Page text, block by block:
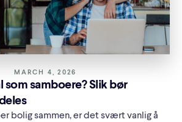
MARCH 4, 2026
som samboere? Slik bør
bolig sammen, er det svært vanlig å